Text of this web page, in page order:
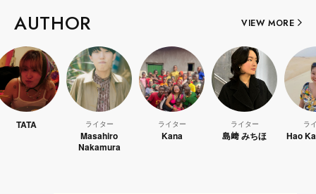
AUTHOR VIEW MORE
ライター ライター
Kana
ライター
島﨑 みちほ
ライター
Hao Kanayama